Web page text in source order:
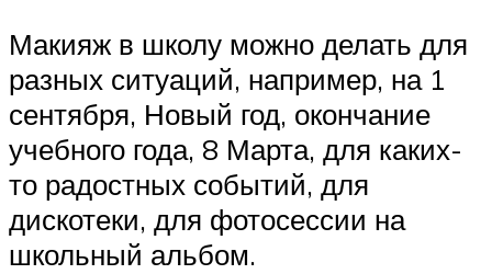
Макияж в школу можно делать для
разных ситуаций, например, на 1
сентября, Новый год, окончание
учебного года, 8 Марта, для каких-
то радостных событий, для
дискотеки, для фотосессии на
школьный альбом.